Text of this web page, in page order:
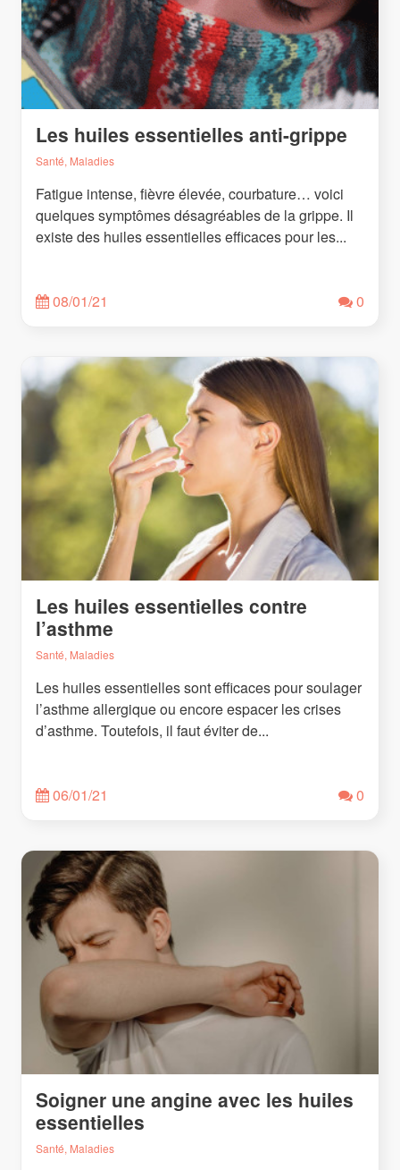
Les huiles essentielles anti-grippe
Santé, Maladies
Fatigue intense, fièvre élevée, courbature… voici
quelques symptômes désagréables de la grippe. Il
existe des huiles essentielles efficaces pour les...
08/01/21 0
Les huiles essentielles contre
l’asthme
Santé, Maladies
Les huiles essentielles sont efficaces pour soulager
l’asthme allergique ou encore espacer les crises
d’asthme. Toutefois, il faut éviter de...
06/01/21 0
Soigner une angine avec les huiles
essentielles
Santé, Maladies